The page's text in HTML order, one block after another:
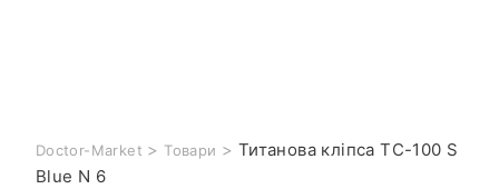
Doctor-Market > Товари > Титанова кліпса TC-100 S
Blue N 6